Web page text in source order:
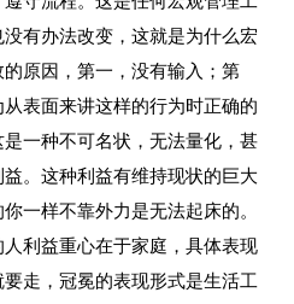
有办法改变，这就是为什么宏
原因，第一，没有输入；第
表面来讲这样的行为时正确的
一种不可名状，无法量化，甚
。这种利益有维持现状的巨大
一样不靠外力是无法起床的。
利益重心在于家庭，具体表现
走，冠冕的表现形式是生活工